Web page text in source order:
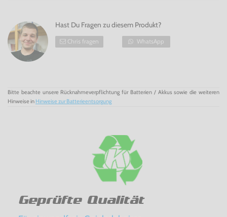
Hast Du Fragen zu diesem Produkt?
Chris fragen WhatsApp
Bitte beachte unsere Rücknahmeverpflichtung für Batterien / Akkus sowie die weiteren
Hinweise in Hinweise zur Batterieentsorgung
Geprüfte Qualität